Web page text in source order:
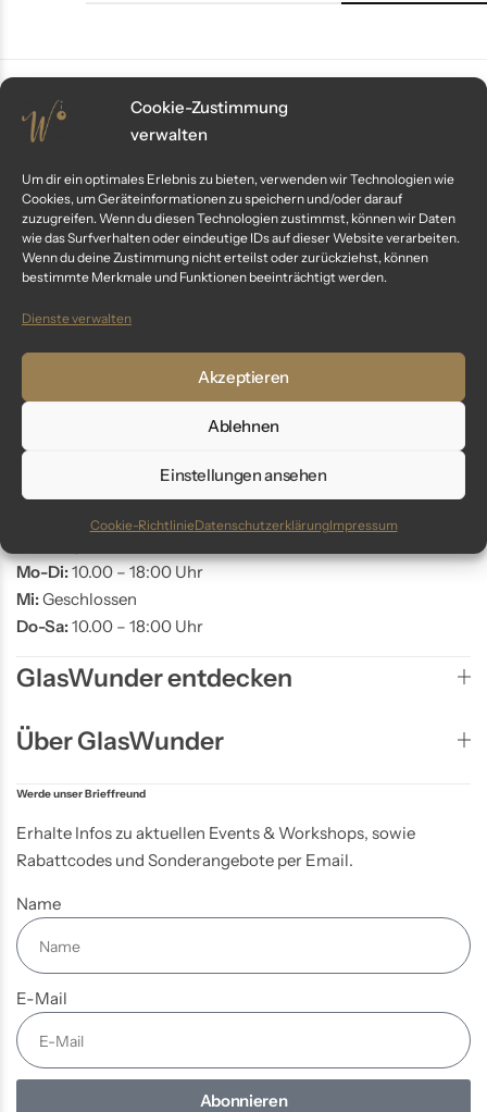
Cookie-Zustimmung
verwalten
Um dir ein optimales Erlebnis zu bieten, verwenden wir Technologien wie
Cookies, um Geräteinformationen zu speichern und/oder darauf
zuzugreifen. Wenn du diesen Technologien zustimmst, können wir Daten
wie das Surfverhalten oder eindeutige IDs auf dieser Website verarbeiten.
Wenn du deine Zustimmung nicht erteilst oder zurückziehst, können
bestimmte Merkmale und Funktionen beeinträchtigt werden.
Dienste verwalten
Akzeptieren
Ablehnen
Einstellungen ansehen
Cookie-RichtlinieDatenschutzerklärungImpressum
Kundenservice
Fragen? Wir sind für dich da:
Telefon: +49 9561 401 34 90
Email: info@glaswunder.eu
Vertrag widerrufen
Store Coburg
Adresse:
96450 Coburg
Mo-Di:10.00 – 18:00 Uhr
Mi:Geschlossen
Do-Sa:10.00 – 18:00 Uhr
GlasWunder entdecken
Über GlasWunder
Werde unser Brieffreund
Erhalte Infos zu aktuellen Events & Workshops, sowie
Rabattcodes und Sonderangebote per Email.
Name
E-Mail
Abonnieren